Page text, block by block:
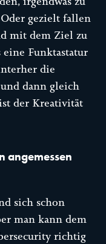
gezielt fallen
mit dem Ziel zu
Funktastatur
die
dann gleich
der Kreativität
angemessen
sich schon
man kann dem
richtig